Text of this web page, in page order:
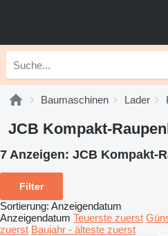
Baumaschinen Lader
JCB Kompakt-
7 Anzeigen: JCB Kompakt-
Filter
Sortierung: Anzeigendatum
Anzeigendatum Teuerste zuerst
zuerst Baujahr - älteste zuerst